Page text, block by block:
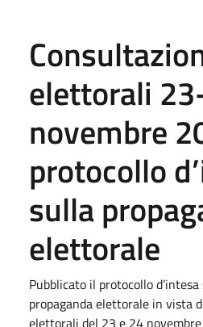
elettorali
novembre
protocollo
sulla
elettorale
Pubblicato il protocollo
propaganda elettorale in vista
elettorali del 23 e 24